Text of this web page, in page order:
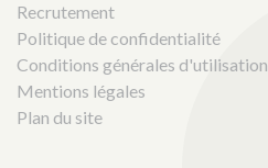
Recrutement
Politique de confidentialité
Conditions générales d'utilisation
Mentions légales
Plan du site